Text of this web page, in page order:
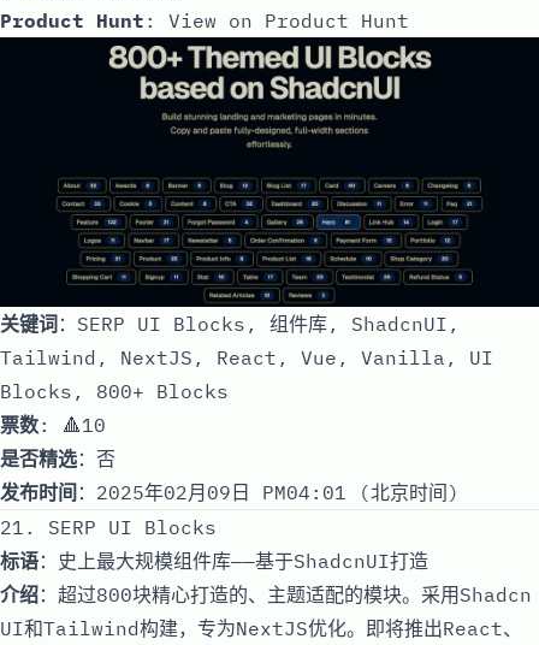
Product Hunt : View on Product Hunt
关键词：SERP UI Blocks, 组件库, ShadcnUI,
Tailwind, NextJS, React, Vue, Vanilla, UI
Blocks, 800+ Blocks
票数: 🔺10
是否精选：否
发布时间 ：2025年02月09日 PM04:01 (北京时间)
21. SERP UI Blocks
标语：史上最大规模组件库——基于ShadcnUI打造
介绍：超过800块精心打造的、主题适配的模块。采用Shadcn
UI和Tailwind构建，专为NextJS优化。即将推出React、